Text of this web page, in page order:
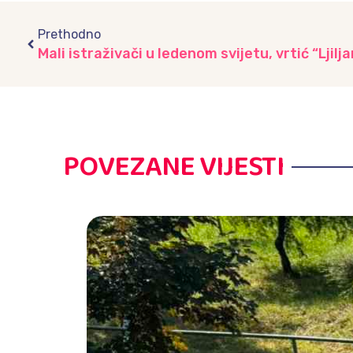
Prethodno
Mali istraživači u ledenom svijetu, vrtić
POVEZANE VIJESTI